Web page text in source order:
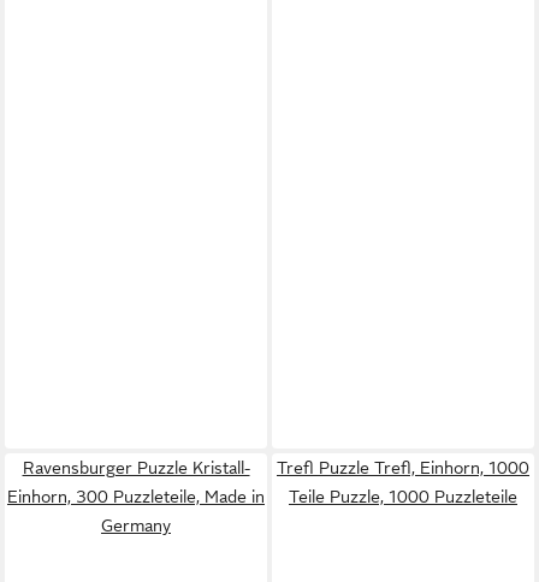
Ravensburger Puzzle Kristall-
Einhorn, 300 Puzzleteile, Made in
Germany
Trefl Puzzle Trefl, Einhorn, 1000
Teile Puzzle, 1000 Puzzleteile